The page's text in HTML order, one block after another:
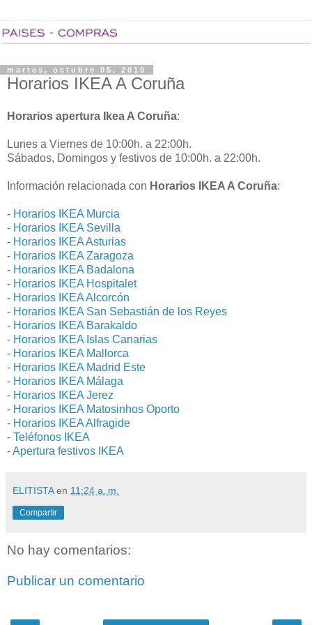
martes, octubre 05, 2010
Horarios IKEA A Coruña
Horarios apertura Ikea A Coruña:
Lunes a Viernes de 10:00h. a 22:00h.
Sábados, Domingos y festivos de 10:00h. a 22:00h.
Información relacionada con Horarios IKEA A Coruña:
- Horarios IKEA Murcia
- Horarios IKEA Sevilla
- Horarios IKEA Asturias
- Horarios IKEA Zaragoza
- Horarios IKEA Badalona
- Horarios IKEA Hospitalet
- Horarios IKEA Alcorcón
- Horarios IKEA San Sebastián de los Reyes
- Horarios IKEA Barakaldo
- Horarios IKEA Islas Canarias
- Horarios IKEA Mallorca
- Horarios IKEA Madrid Este
- Horarios IKEA Málaga
- Horarios IKEA Jerez
- Horarios IKEA Matosinhos Oporto
- Horarios IKEA Alfragide
- Teléfonos IKEA
-Apertura festivos IKEA
ELITISTA en 11:24 a. m.
Compartir
No hay comentarios:
Publicar un comentario